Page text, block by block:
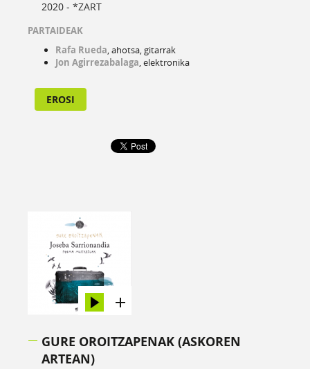
2020 - *ZART
PARTAIDEAK
Rafa Rueda, ahotsa, gitarrak
Jon Agirrezabalaga, elektronika
EROSI
GURE OROITZAPENAK (ASKOREN
ARTEAN)